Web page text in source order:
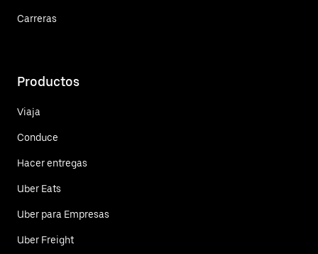
Carreras
Productos
Viaja
Conduce
Hacer entregas
Uber Eats
Uber para Empresas
Uber Freight